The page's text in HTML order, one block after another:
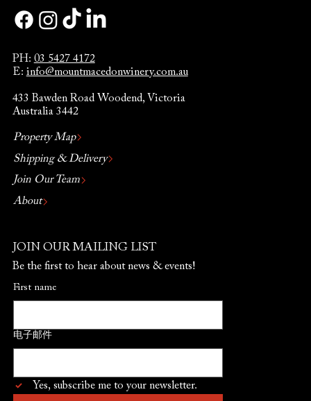
PH: 03 5427 4172
E: info@mountmacedonwinery.com.au
433 Bawden Road Woodend, Victoria
Australia 3442
Property Map
Shipping & Delivery
Join Our Team
About
JOIN OUR MAILING LIST
Be the first to hear about news & events!
First name
电子邮件
Yes, subscribe me to your newsletter.